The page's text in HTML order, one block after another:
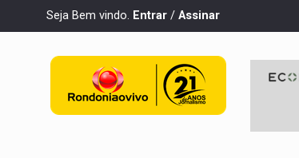
Seja Bem vindo. Entrar / Assinar